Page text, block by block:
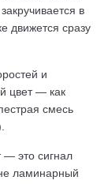
в
движется сразу
и
цвет — как
смесь
— это сигнал
ламинарный